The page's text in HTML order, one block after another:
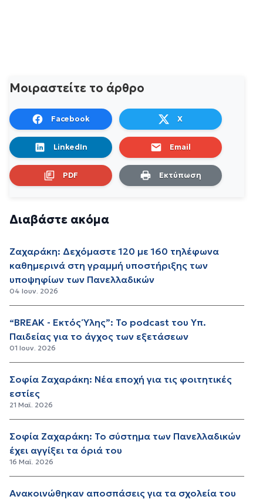
Μοιραστείτε το άρθρο
Facebook X
LinkedIn Email
PDF Εκτύπωση
Διαβάστε ακόμα
Ζαχαράκη: Δεχόμαστε 120 με 160 τηλέφωνα
καθημερινά στη γραμμή υποστήριξης των
υποψηφίων των Πανελλαδικών
04 Ιουν. 2026
“BREAK - Εκτός Ύλης”: Το podcast του Υπ.
Παιδείας για το άγχος των εξετάσεων
01 Ιουν. 2026
Σοφία Ζαχαράκη: Νέα εποχή για τις φοιτητικές
εστίες
21 Μαϊ. 2026
Σοφία Ζαχαράκη: Το σύστημα των Πανελλαδικών
έχει αγγίξει τα όριά του
16 Μαϊ. 2026
Ανακοινώθηκαν αποσπάσεις για τα σχολεία του